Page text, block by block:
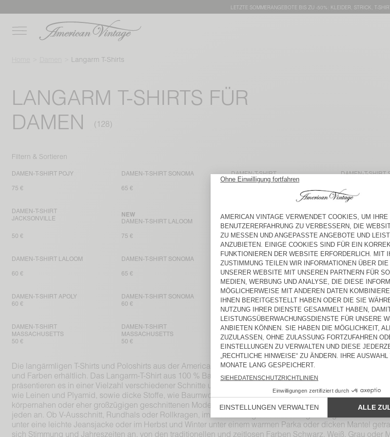
LETZTE SOMMERANGEBOTE BIS ZU -50%: KLEIDER, STRICK, T-
Langarm T-Shirts
LANGARM T-SHIRTS FÜR
DAMEN
Filtern & Sortieren
DAMEN-T-SHIRT POJY
75 €
DAMEN-T-SHIRT SONOMA
65 €
DAMEN-T-SHIRT
JACKSONVILLE
DAMEN-T-SHIRT
70 €
DAMEN-T-SHIRT
JACKSONVILLE
50 €
DAMEN-T-SHIRT LALOOM
NEW
75 €
JACKSONVILLE
50 €
JACKSONVILLE
50 €
DAMEN-T-SHIRT LALOOM
60 €
DAMEN-T-SHIRT SONOMA
65 €
DAMEN-T-SHIRT
JACKSONVILLE
50 €
DAMEN-T-SHIRT
70 €
DAMEN-T-SHIRT APOLY
60 €
DAMEN-T-SHIRT SONOMA
60 €
DAMEN-T-SHIRT SONOMA
55 €
DAMEN-T-SHIRT
75 €
DAMEN-T-SHIRT
MASSACHUSETTS
50 €
DAMEN-T-SHIRT
MASSACHUSETTS
50 €
DAMEN-T-SHIRT SONOMA
65 €
DAMEN-T-SHIRT
JACKSONVILLE
50 €
Die langärmligen T-Shirts und Poloshirts aus der American Vintage Herren-Kollektion sind in einer Vielzahl
und Farben erhältlich. Das Langarm-T-Shirt aus 100 % Baumwolle ist ein Herzstück von AMV,
präsentieren es in einer Vielzahl verschiedener Schnitte und Farben. Für andere Serien werden zahlreiche
wie Leinen und Plyamid, sowie dicke Stoffe, wie Baumwollmischungen (Bio oder Recycling) und Polyester.
körpernahen oder eher großzügigen geschnittenen Modelle kleiden alle Silhouetten und Figurtypen und
jeden an. Ob V-Ausschnitt, Rundhals oder Rollkragen, im Sommer trägt Mann die langärmeligen Herren-T-
unter eine leichte Jeansjacke oder im Herbst und Winter unter einem warmen Parka oder dicken Mantel
sich Stimmung und Jahreszeiten an, von den traditionellen und zeitlosen Farben Schwarz, Weiß, Grau oder